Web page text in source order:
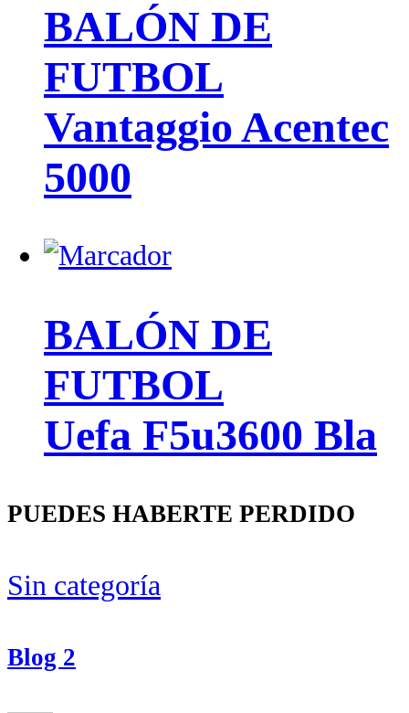
BALÓN DE
FUTBOL
Vantaggio Acentec
5000
BALÓN DE
FUTBOL
Uefa F5u3600 Bla
PUEDES HABERTE PERDIDO
Sin categoría
Blog 2